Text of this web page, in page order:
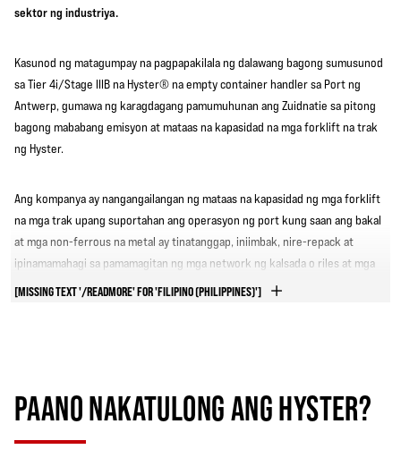
sektor ng industriya.
Kasunod ng matagumpay na pagpapakilala ng dalawang bagong sumusunod
sa Tier 4i/Stage IIIB na Hyster® na empty container handler sa Port ng
Antwerp, gumawa ng karagdagang pamumuhunan ang Zuidnatie sa pitong
bagong mababang emisyon at mataas na kapasidad na mga forklift na trak
ng Hyster.
Ang kompanya ay nangangailangan ng mataas na kapasidad ng mga forklift
na mga trak upang suportahan ang operasyon ng port kung saan ang bakal
at mga non-ferrous na metal ay tinatanggap, iniimbak, nire-repack at
ipinamamahagi sa pamamagitan ng mga network ng kalsada o riles at mga
empty container handler.
[MISSING TEXT '/READMORE' FOR 'FILIPINO (PHILIPPINES)']
PAANO NAKATULONG ANG HYSTER?